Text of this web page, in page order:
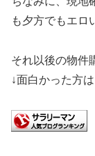
も夕方でもエロ
それ以後の物件
↓面白かった方